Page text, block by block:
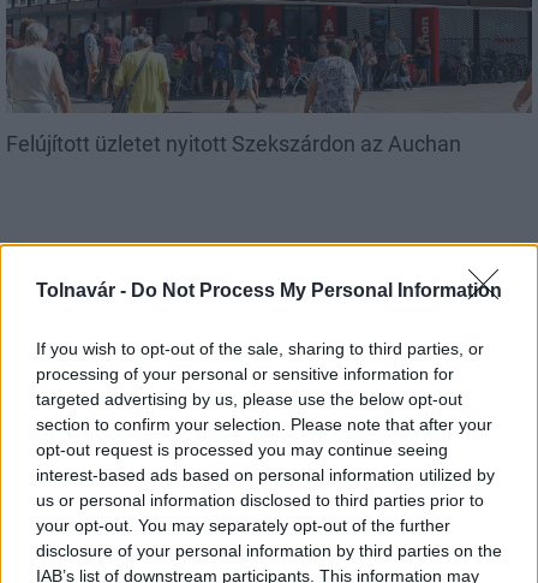
Tolnavár - Do Not Process My Personal Information
If you wish to opt-out of the sale, sharing to third parties, or
processing of your personal or sensitive information for
targeted advertising by us, please use the below opt-out
section to confirm your selection. Please note that after your
opt-out request is processed you may continue seeing
interest-based ads based on personal information utilized by
us or personal information disclosed to third parties prior to
your opt-out. You may separately opt-out of the further
disclosure of your personal information by third parties on the
IAB’s list of downstream participants. This information may
Felújított üzletet nyitott Szekszárdon az Auchan
Amire többmillióan vártunk: szombattól másodfokúra
csökken a riasztás